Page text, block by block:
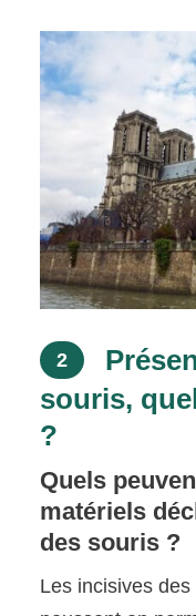
2
souris,
?
Quels
matériels
des souris ?
Les incisives